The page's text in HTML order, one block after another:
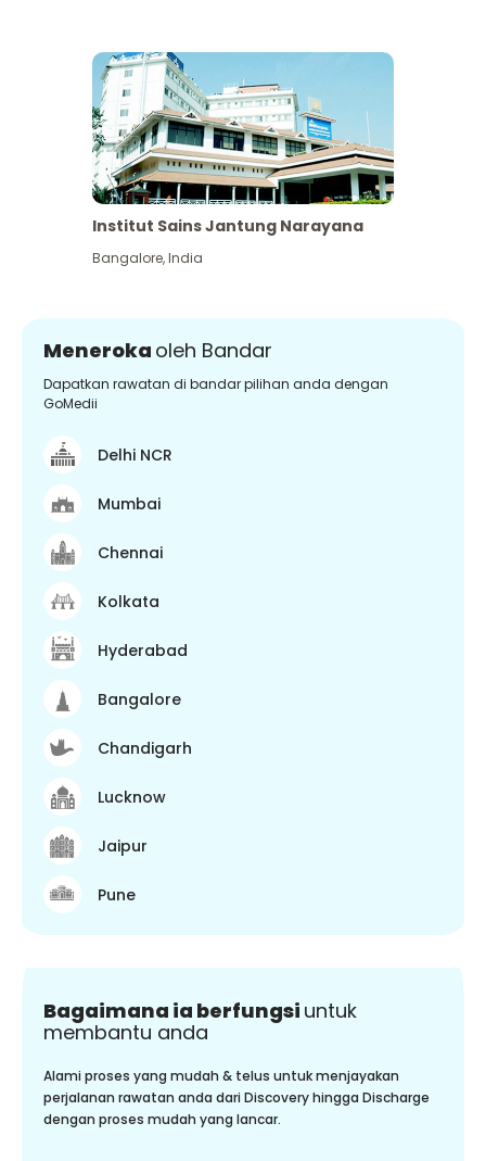
Institut Sains Jantung Narayana
Bangalore,India
Meneroka oleh Bandar
Dapatkan rawatan di bandar pilihan anda dengan
GoMedii
Delhi NCR
Mumbai
Chennai
Kolkata
Hyderabad
Bangalore
Chandigarh
Lucknow
Jaipur
Pune
Bagaimana ia berfungsi untuk
membantu anda
Alami proses yang mudah & telus untuk menjayakan
perjalanan rawatan anda dari Discovery hingga Discharge
dengan proses mudah yang lancar.